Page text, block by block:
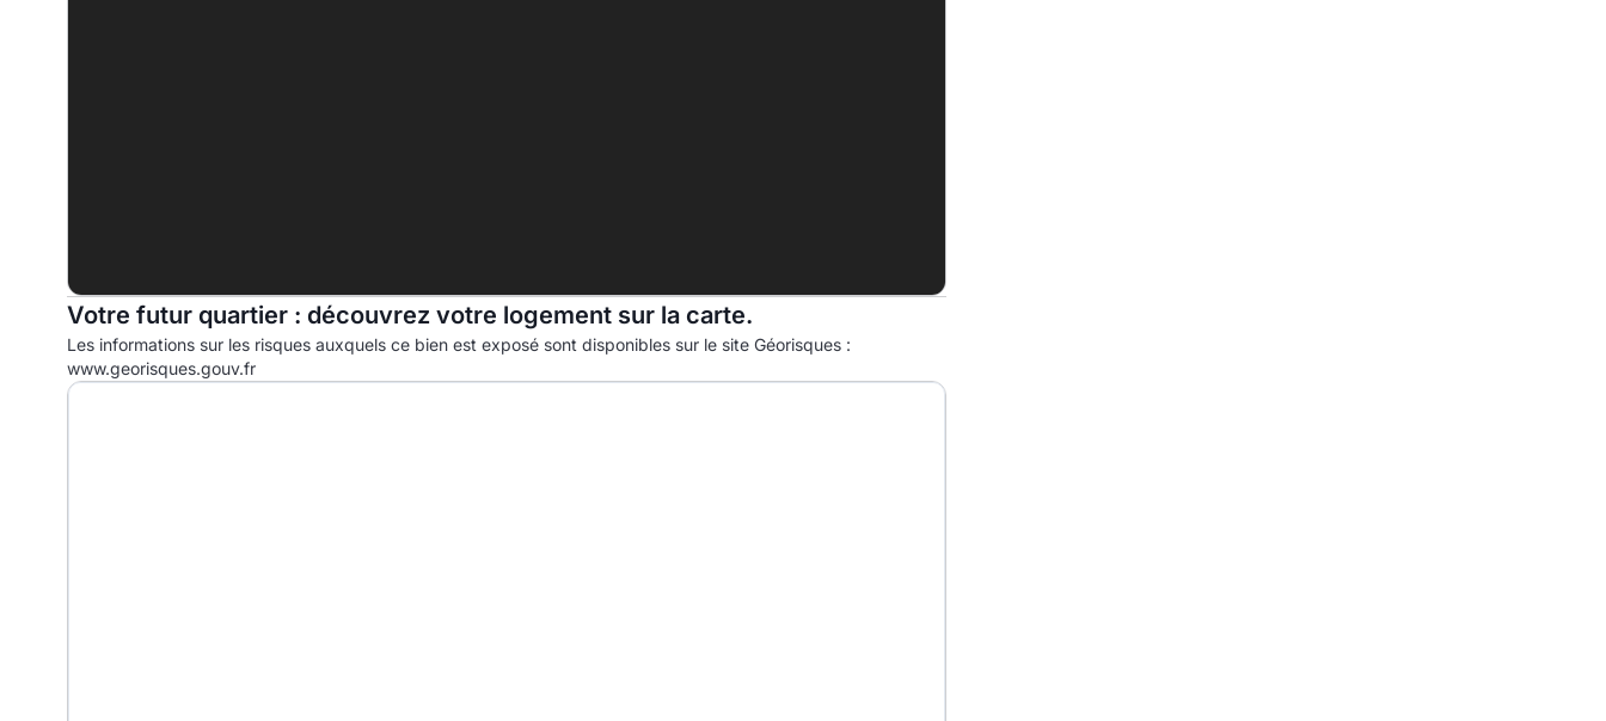
Votre futur quartier : découvrez votre logement sur la carte.
Les informations sur les risques auxquels ce bien est exposé sont disponibles sur le site Géorisques :
www.georisques.gouv.fr